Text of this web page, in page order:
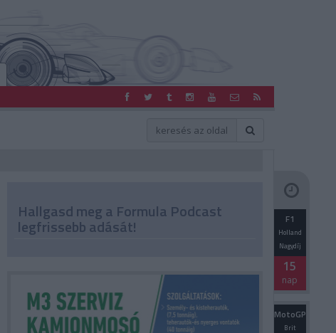
Hallgasd meg a Formula Podcast
legfrissebb adását! F1
Holland
Nagydíj
15
nap
MotoGP
Brit